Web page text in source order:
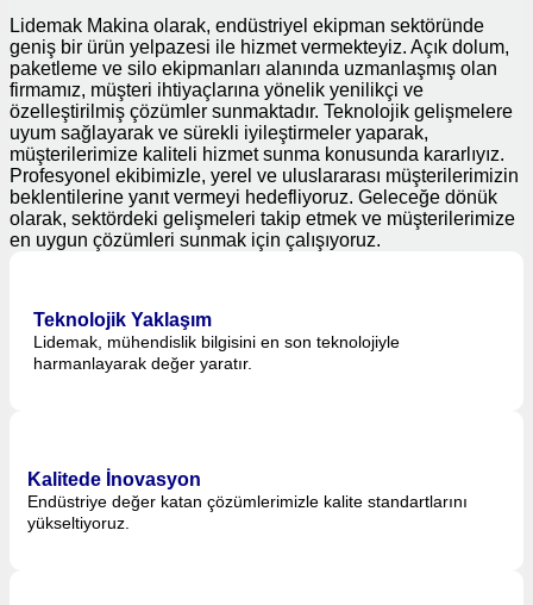
Lidemak Makina olarak, endüstriyel ekipman sektöründe
geniş bir ürün yelpazesi ile hizmet vermekteyiz. Açık dolum,
paketleme ve silo ekipmanları alanında uzmanlaşmış olan
firmamız, müşteri ihtiyaçlarına yönelik yenilikçi ve
özelleştirilmiş çözümler sunmaktadır. Teknolojik gelişmelere
uyum sağlayarak ve sürekli iyileştirmeler yaparak,
müşterilerimize kaliteli hizmet sunma konusunda kararlıyız.
Profesyonel ekibimizle, yerel ve uluslararası müşterilerimizin
beklentilerine yanıt vermeyi hedefliyoruz. Geleceğe dönük
olarak, sektördeki gelişmeleri takip etmek ve müşterilerimize
en uygun çözümleri sunmak için çalışıyoruz.
Teknolojik Yaklaşım
Lidemak, mühendislik bilgisini en son teknolojiyle
harmanlayarak değer yaratır.
Kalitede İnovasyon
Endüstriye değer katan çözümlerimizle kalite standartlarını
yükseltiyoruz.